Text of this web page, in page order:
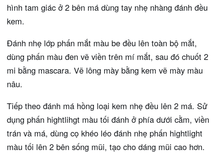
hình tam giác ở 2 bên má dùng tay nhẹ nhàng đánh đều
kem.
Đánh nhẹ lớp phấn mắt màu be đều lên toàn bộ mắt,
dùng phấn màu đen vẽ viền trên mí mắt, sau đó chuốt 2
mi bằng mascara. Vẽ lông mày bằng kem vẽ mày màu
nâu.
Tiếp theo đánh má hồng loại kem nhẹ đều lên 2 má. Sử
dụng phấn hightlihgt màu tối đánh ở phía dưới cằm, viền
trán và má, dùng cọ khéo léo đánh nhẹ phấn hightlight
màu tối lên 2 bên sống mũi, tạo cho dáng mũi cao hơn.